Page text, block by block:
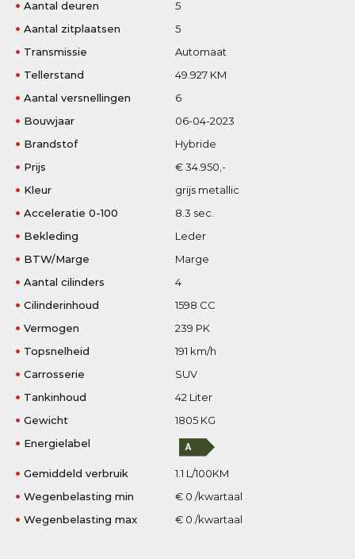
Aantal deuren
5
Aantal zitplaatsen
5
Transmissie
Automaat
Tellerstand
49.927 KM
Aantal versnellingen
6
Bouwjaar
06-04-2023
Brandstof
Hybride
Prijs
€ 34.950,-
Kleur
grijs metallic
Acceleratie 0-100
8.3 sec.
Bekleding
Leder
BTW/Marge
Marge
Aantal cilinders
4
Cilinderinhoud
1598 CC
Vermogen
239 PK
Topsnelheid
191 km/h
Carrosserie
SUV
Tankinhoud
42 Liter
Gewicht
1805 KG
Energielabel
Gemiddeld verbruik
1.1 L/100KM
Wegenbelasting min
€ 0 /kwartaal
Wegenbelasting max
€ 0 /kwartaal